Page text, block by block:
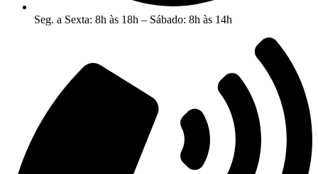
Seg. a Sexta: 8h às 18h – Sábado: 8h às 14h